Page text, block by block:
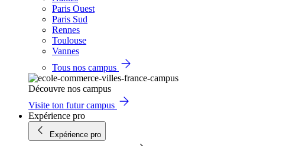
Paris Ouest
Paris Sud
Rennes
Toulouse
Vannes
Tous nos campus
Découvre nos campus
Visite ton futur campus
Expérience pro
Expérience pro